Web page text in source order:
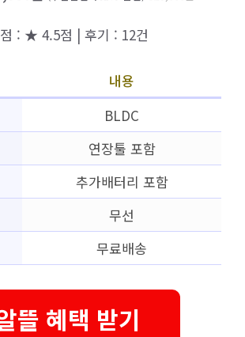
: ★ 4.5점 | 후기 : 12건
내용
BLDC
연장툴 포함
추가배터리 포함
무선
무료배송
뜰 혜택 받기